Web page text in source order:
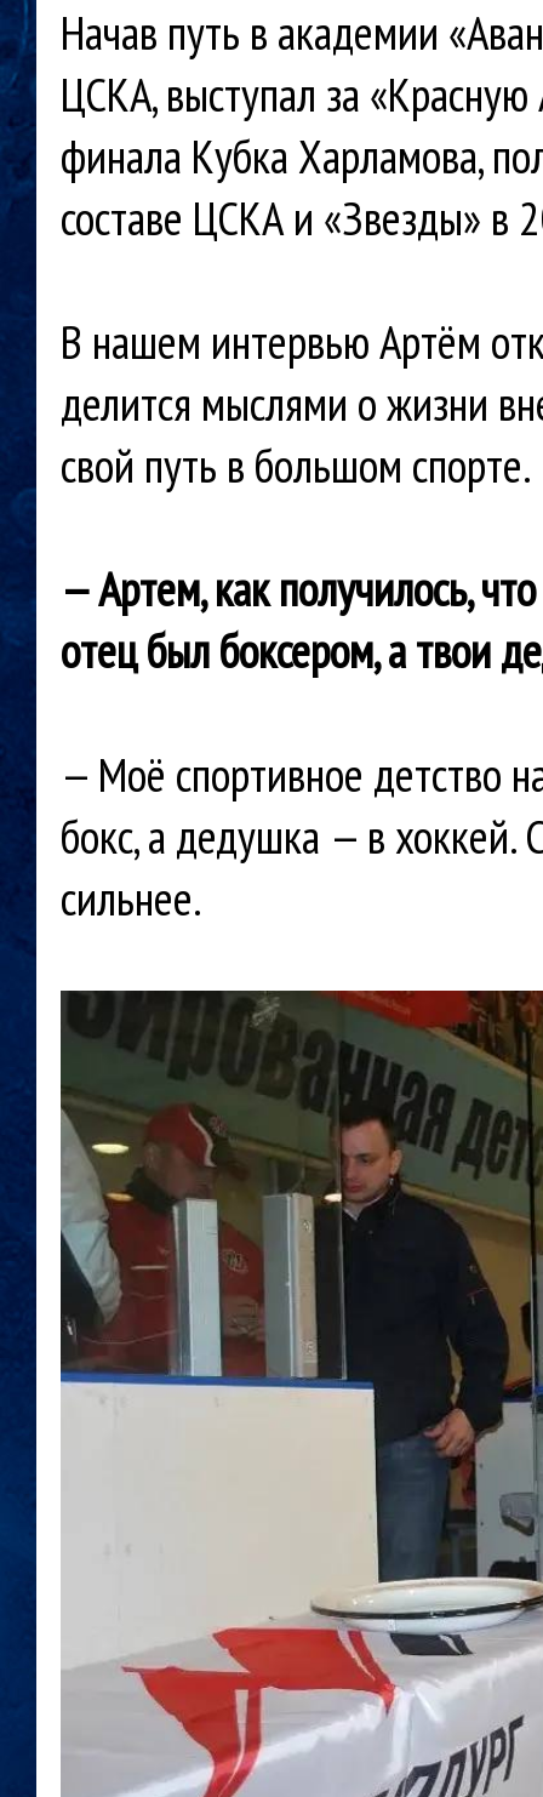
Начав путь в академии
ЦСКА, выступал за
финала Кубка Харламова,
составе ЦСКА и «Звезды» в
В нашем интервью Артём
делится мыслями о жизни
свой путь в большом спорте.
— Артем, как получилось,
отец был боксером, а твои
— Моё спортивное детство
бокс, а дедушка — в хоккей.
сильнее.